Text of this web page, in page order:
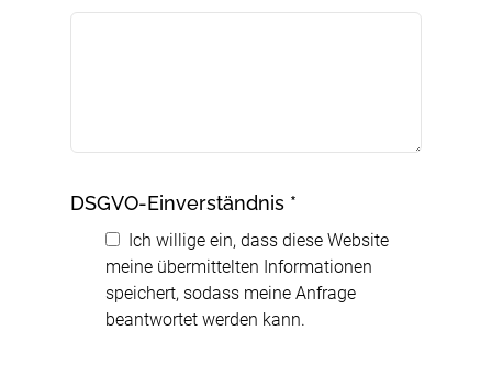
DSGVO-Einverständnis *
Ich willige ein, dass diese Website
meine übermittelten Informationen
speichert, sodass meine Anfrage
beantwortet werden kann.